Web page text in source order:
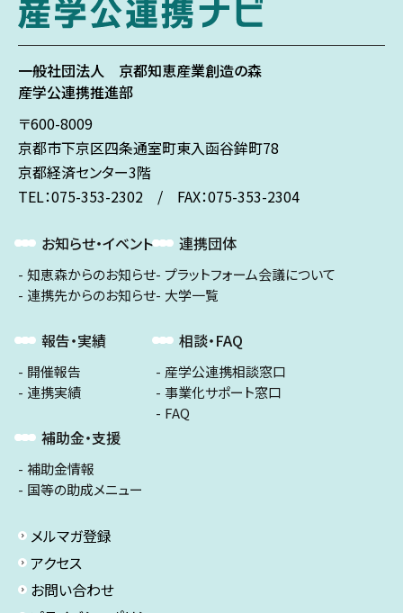
一般社団法人 京都知恵産業創造の森
産学公連携推進部
〒600-8009
京都市下京区四条通室町東入函谷鉾町78
京都経済センター3階
TEL：075-353-2302 / FAX：075-353-2304
お知らせ・イベント
知恵森からのお知らせ
連携先からのお知らせ
報告・実績
開催報告
連携実績
補助金・支援
補助金情報
国等の助成メニュー
連携団体
プラットフォーム会議について
大学一覧
相談・FAQ
産学公連携相談窓口
事業化サポート窓口
FAQ
メルマガ登録
アクセス
お問い合わせ